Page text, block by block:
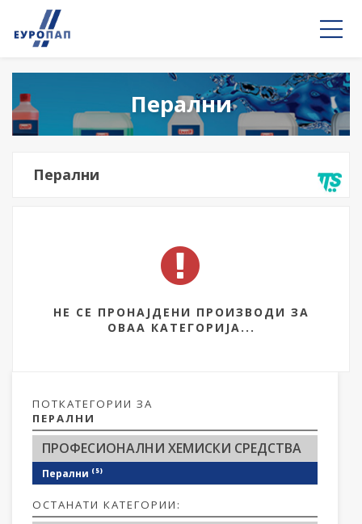
Перални
ПОТКАТЕГОРИИ ЗА
ПЕРАЛНИ
ПРОФЕСИОНАЛНИ ХЕМИСКИ СРЕДСТВА
Перални (5)
ОСТАНАТИ КАТЕГОРИИ:
Перални
НЕ СЕ ПРОНАЈДЕНИ ПРОИЗВОДИ ЗА
ОВАА КАТЕГОРИЈА...